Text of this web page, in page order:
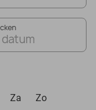
datum
Za Zo